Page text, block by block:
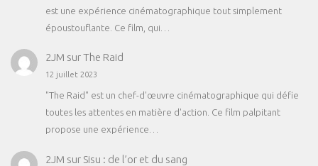
est une expérience cinématographique tout simplement
époustouflante. Ce film, qui…
2JM surThe Raid
12 juillet 2023
"The Raid" est un chef-d'œuvre cinématographique qui défie
toutes les attentes en matière d'action. Ce film palpitant
propose une expérience…
2JM sur Sisu : de l’or et du sang